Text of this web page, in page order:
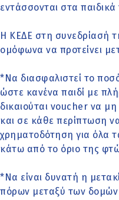
εντάσσονται στα
Η ΚΕΔΕ στη συνεδρίασή
ομόφωνα να προτείνει
*Να διασφαλιστεί το
ώστε κανένα παιδί με
δικαιούται voucher να
και σε κάθε περίπτωση
χρηματοδότηση για όλα
κάτω από το όριο της
*Να είναι δυνατή η
πόρων μεταξύ των